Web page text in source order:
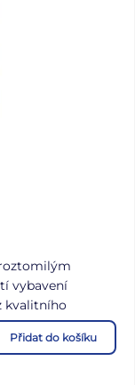
vybavení
kvalitního
který
před
Přidat do košíku